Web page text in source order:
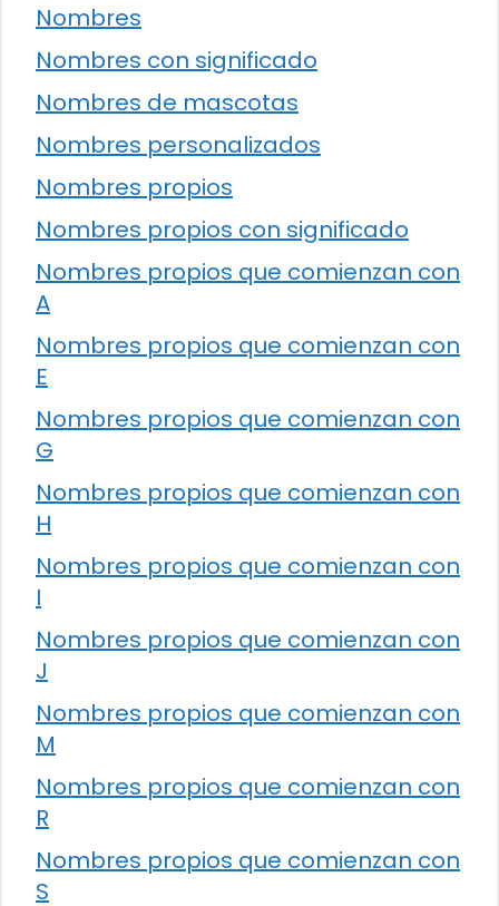
Nombres
Nombres con significado
Nombres de mascotas
Nombres personalizados
Nombres propios
Nombres propios con significado
Nombres propios que comienzan con
A
Nombres propios que comienzan con
E
Nombres propios que comienzan con
G
Nombres propios que comienzan con
H
Nombres propios que comienzan con
I
Nombres propios que comienzan con
J
Nombres propios que comienzan con
M
Nombres propios que comienzan con
R
Nombres propios que comienzan con
S